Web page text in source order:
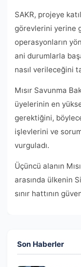
SAKR, projeye
görevlerini yerine
operasyonların
ani durumlarla
nasıl verileceğini
Mısır Savunma
üyelerinin en
gerektiğini,
işlevlerini ve
vurguladı.
Üçüncü alanın
arasında ülkenin
sınır hattının
Son Haberler